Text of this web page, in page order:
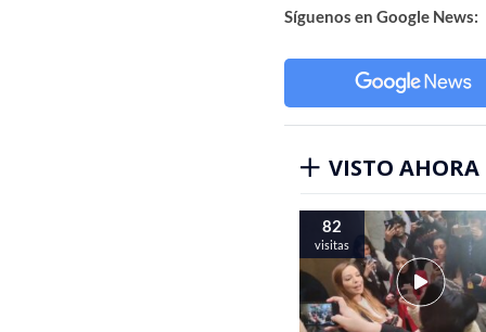
Síguenos en Google News:
VISTO AHORA
82
visitas